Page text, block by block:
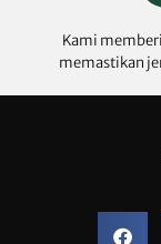
Kami
memastikan